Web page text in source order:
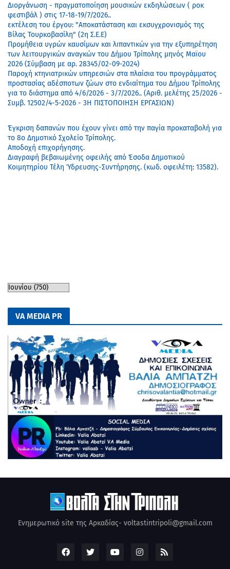
Διοργάνωση - πραγματοποίηση μουσικών εκδηλώσεων ( ροκ
φεστιβάλ ) στις 17-18-19/7/2026..
εκτέλεση του έργου: "Αποκατάσταση και εκσυγχρονισμός της
Βίλας Τουρκοβασίλη" (2η Σ.Ε.Ε)
Προμήθεια υγρών καυσίμων και λιπαντικών για την εξυπηρέτηση
των λειτουργικών αναγκών του Δήμου Τρίπολης μηνός Μαϊου
2026 (Σύμβαση με αρ. 28345/02-09-2024)
Παροχή κτηνιατρικών υπηρεσιών στα πλαίσια του προγράμματος
προστασίας αδέσποτων ζώων στο ενδιαίτημα του Δήμου Τρίπολης
για το διάστημα από 4/6/2026 - 3/7/2026.. (Αριθ. μελέτης 25/2026 -
Συμβ. 12502/4-5-2026 - 3Η ΠΙΣΤΟΠΟΙΗΣΗ ΕΡΓΑΣΙΩΝ)
Έγκριση δαπανών που έχουν γίνει από την παγία προκαταβολή για
το 8ο Δημοτικό Σχολείο Τρίπολης.
Αποδοχή επιχορήγησης.
Διαγραφή βεβαιωμένης οφειλής από Έσοδα Δημοτικού
Κοιμητηρίου Τέλη Ύδρευσης-Συντήρησης. (κωδ. οφειλέτη: 13582).
VA MEDIA PR
Ενημερωτικό site της Αρκαδίας- voltastintripoli@gmail.com